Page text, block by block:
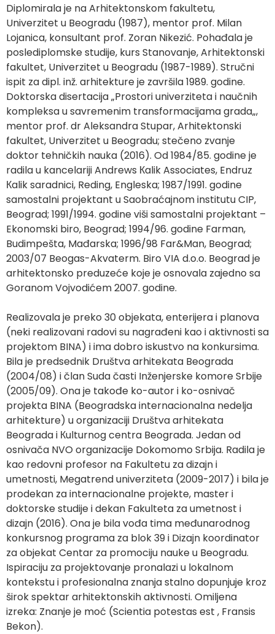
Diplomirala je na Arhitektonskom fakultetu,
Univerzitet u Beogradu (1987), mentor prof. Milan
Lojanica, konsultant prof. Zoran Nikezić. Pohađala je
poslediplomske studije, kurs Stanovanje, Arhitektonski
fakultet, Univerzitet u Beogradu (1987-1989). Stručni
ispit za dipl. inž. arhitekture je završila 1989. godine.
Doktorska disertacija „Prostori univerziteta i naučnih
kompleksa u savremenim transformacijama grada„,
mentor prof. dr Aleksandra Stupar, Arhitektonski
fakultet, Univerzitet u Beogradu; stečeno zvanje
doktor tehničkih nauka (2016). Od 1984/85. godine je
radila u kancelariji Andrews Кalik Associates, Endruz
Кalik saradnici, Reding, Engleska; 1987/1991. godine
samostalni projektant u Saobraćajnom institutu CIP,
Beograd; 1991/1994. godine viši samostalni projektant –
Ekonomski biro, Beograd; 1994/96. godine Farman,
Budimpešta, Mađarska; 1996/98 Far&Man, Beograd;
2003/07 Beogas-Akvaterm. Biro VIA d.o.o. Beograd je
arhitektonsko preduzeće koje je osnovala zajedno sa
Goranom Vojvodićem 2007. godine.
Realizovala je preko 30 objekata, enterijera i planova
(neki realizovani radovi su nagrađeni kao i aktivnosti sa
projektom BINA) i ima dobro iskustvo na konkursima.
Bila je predsednik Društva arhitekata Beograda
(2004/08) i član Suda časti Inženjerske komore Srbije
(2005/09). Ona je takođe ko-autor i ko-osnivač
projekta BINA (Beogradska internacionalna nedelja
arhitekture) u organizaciji Društva arhitekata
Beograda i Кulturnog centra Beograda. Jedan od
osnivača NVO organizacije Dokomomo Srbija. Radila je
kao redovni profesor na Fakultetu za dizajn i
umetnosti, Megatrend univerziteta (2009-2017) i bila je
prodekan za internacionalne projekte, master i
doktorske studije i dekan Fakulteta za umetnost i
dizajn (2016). Ona je bila vođa tima međunarodnog
konkursnog programa za blok 39 i Dizajn koordinator
za objekat Centar za promociju nauke u Beogradu.
Ispiraciju za projektovanje pronalazi u lokalnom
kontekstu i profesionalna znanja stalno dopunjuje kroz
širok spektar arhitektonskih aktivnosti. Omiljena
izreka: Znanje je moć (Scientia potestas est , Fransis
Bekon).